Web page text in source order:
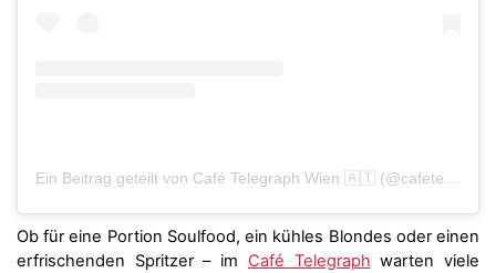
Ein Beitrag geteilt von Café Telegraph Wien 🇦🇹 (@cafetelegraphwien)
Ob für eine Portion Soulfood, ein kühles Blondes oder einen
erfrischenden Spritzer – im Café Telegraph warten viele